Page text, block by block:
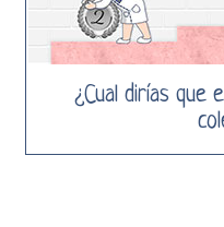
¿Cual dirías que